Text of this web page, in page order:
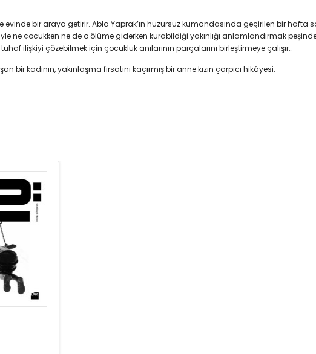
evinde bir araya getirir. Abla Yaprak’ın huzursuz kumandasında geçirilen bir hafta
ne çocukken ne de o ölüme giderken kurabildiği yakınlığı anlamlandırmak
ilişkiyi çözebilmek için çocukluk anılarının parçalarını birleştirmeye çalışır…
kadının, yakınlaşma fırsatını kaçırmış bir anne kızın çarpıcı hikâyesi.